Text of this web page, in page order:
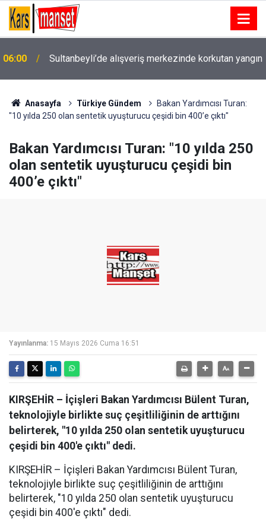
05:55
Sokağı’nda kavga kamerada
Anasayfa Türkiye Gündem
Bakan Yardımcısı Turan:
"10 yılda 250 olan sentetik uyuşturucu çeşidi bin 400’e çıktı"
Bakan Yardımcısı Turan: "10 yılda 250
olan sentetik uyuşturucu çeşidi bin
400’e çıktı"
Yayınlanma: 15 Mayıs 2026 Cuma 16:51
KIRŞEHİR – İçişleri Bakan Yardımcısı Bülent Turan,
teknolojiyle birlikte suç çeşitliliğinin de arttığını
belirterek, "10 yılda 250 olan sentetik uyuşturucu
çeşidi bin 400'e çıktı" dedi.
KIRŞEHİR – İçişleri Bakan Yardımcısı Bülent Turan,
teknolojiyle birlikte suç çeşitliliğinin de arttığını
belirterek, "10 yılda 250 olan sentetik uyuşturucu
çeşidi bin 400'e çıktı" dedi.